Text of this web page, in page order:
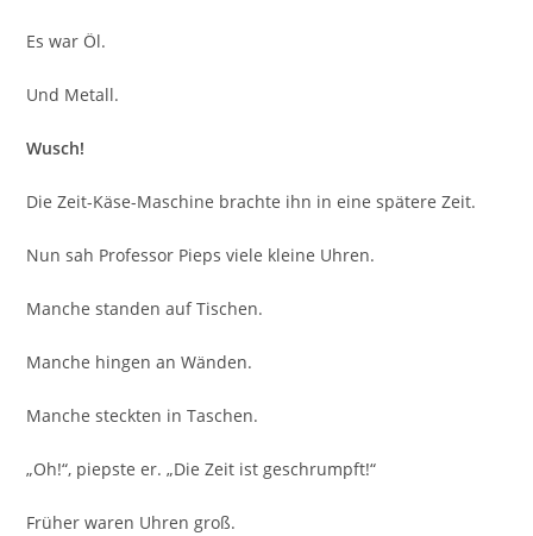
Es war Öl.
Und Metall.
Wusch!
Die Zeit-Käse-Maschine brachte ihn in eine spätere Zeit.
Nun sah Professor Pieps viele kleine Uhren.
Manche standen auf Tischen.
Manche hingen an Wänden.
Manche steckten in Taschen.
„Oh!“, piepste er. „Die Zeit ist geschrumpft!“
Früher waren Uhren groß.